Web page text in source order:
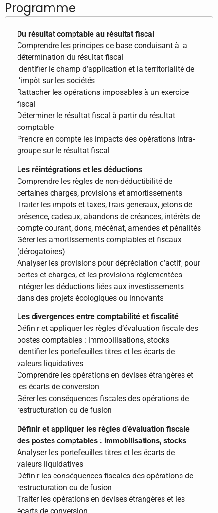
Programme
Du résultat comptable au résultat fiscal
Comprendre les principes de base conduisant à la
détermination du résultat fiscal
Identifier le champ d’application et la territorialité de
l’impôt sur les sociétés
Rattacher les opérations imposables à un exercice
fiscal
Déterminer le résultat fiscal à partir du résultat
comptable
Prendre en compte les impacts des opérations intra-
groupe sur le résultat fiscal
Les réintégrations et les déductions
Comprendre les règles de non-déductibilité de
certaines charges, provisions et amortissements
Traiter les impôts et taxes, frais généraux, jetons de
présence, cadeaux, abandons de créances, intérêts de
compte courant, dons, mécénat, amendes et pénalités
Gérer les amortissements comptables et fiscaux
(dérogatoires)
Analyser les provisions pour dépréciation d’actif, pour
pertes et charges, et les provisions réglementées
Intégrer les déductions liées aux investissements
dans des projets écologiques ou innovants
Les divergences entre comptabilité et fiscalité
Définir et appliquer les règles d’évaluation fiscale des
postes comptables : immobilisations, stocks
Identifier les portefeuilles titres et les écarts de
valeurs liquidatives
Comprendre les opérations en devises étrangères et
les écarts de conversion
Gérer les conséquences fiscales des opérations de
restructuration ou de fusion
Définir et appliquer les règles d’évaluation fiscale
des postes comptables : immobilisations, stocks
Analyser les portefeuilles titres et les écarts de
valeurs liquidatives
Définir les conséquences fiscales des opérations de
restructuration ou de fusion
Traiter les opérations en devises étrangères et les
écarts de conversion